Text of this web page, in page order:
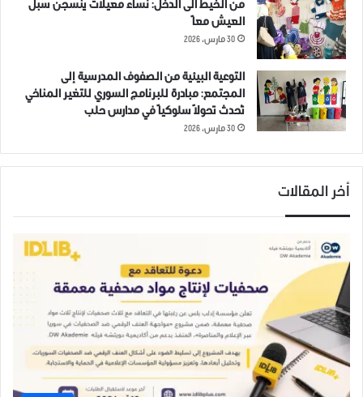
من الخيط الى الدخل: نساء معيلات ينسجن سبل
العيش معاً
30 مارس، 2026
التوعية البيئية من الصفوف المدرسية إلى
المجتمع: مبادرة للبرنامج السوري للتغير المناخي
تُحدث تحولاً سلوكياً في مدارس حلب
30 مارس، 2026
أخر المقالات